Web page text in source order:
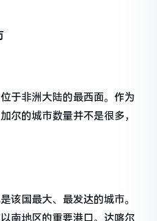
于非洲大陆的最西面。作为
尔的城市数量并不是很多，
该国最大、最发达的城市。